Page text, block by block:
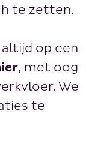
te zetten.
op een
, met oog
We
te